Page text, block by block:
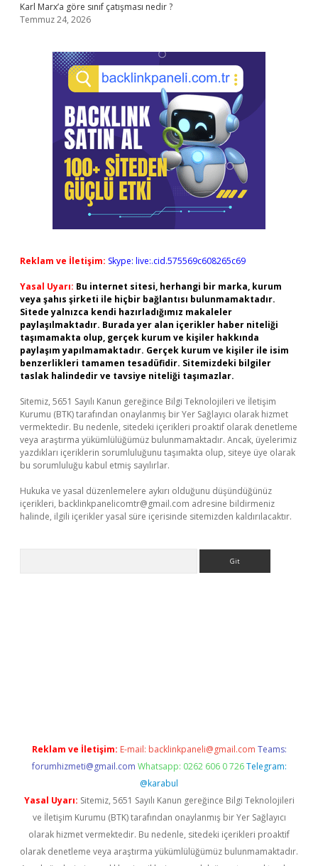
Karl Marx’a göre sınıf çatışması nedir ?
Temmuz 24, 2026
Reklam ve İletişim: Skype: live:.cid.575569c608265c69
Yasal Uyarı: Bu internet sitesi, herhangi bir marka, kurum
veya şahıs şirketi ile hiçbir bağlantısı bulunmamaktadır.
Sitede yalnızca kendi hazırladığımız makaleler
paylaşılmaktadır. Burada yer alan içerikler haber niteliği
taşımamakta olup, gerçek kurum ve kişiler hakkında
paylaşım yapılmamaktadır. Gerçek kurum ve kişiler ile isim
benzerlikleri tamamen tesadüfidir. Sitemizdeki bilgiler
taslak halindedir ve tavsiye niteliği taşımazlar.
Sitemiz, 5651 Sayılı Kanun gereğince Bilgi Teknolojileri ve İletişim
Kurumu (BTK) tarafından onaylanmış bir Yer Sağlayıcı olarak hizmet
vermektedir. Bu nedenle, sitedeki içerikleri proaktif olarak denetleme
veya araştırma yükümlülüğümüz bulunmamaktadır. Ancak, üyelerimiz
yazdıkları içeriklerin sorumluluğunu taşımakta olup, siteye üye olarak
bu sorumluluğu kabul etmiş sayılırlar.
Hukuka ve yasal düzenlemelere aykırı olduğunu düşündüğünüz
içerikleri, backlinkpanelicomtr@gmail.com adresine bildirmeniz
halinde, ilgili içerikler yasal süre içerisinde sitemizden kaldırılacaktır.
Reklam ve İletişim: E-mail: backlinkpaneli@gmail.com Teams:
forumhizmeti@gmail.com Whatsapp: 0262 606 0 726 Telegram:
@karabul
Yasal Uyarı: Sitemiz, 5651 Sayılı Kanun gereğince Bilgi Teknolojileri
ve İletişim Kurumu (BTK) tarafından onaylanmış bir Yer Sağlayıcı
olarak hizmet vermektedir. Bu nedenle, sitedeki içerikleri proaktif
olarak denetleme veya araştırma yükümlülüğümüz bulunmamaktadır.